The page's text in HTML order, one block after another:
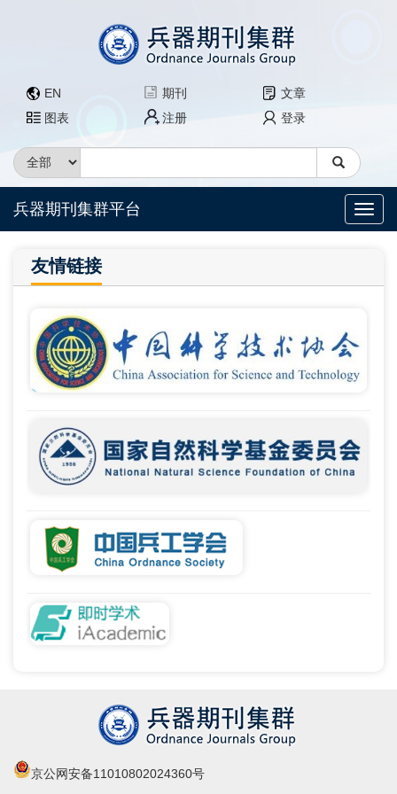
EN 期刊
文章
图表
注册 登录
兵器期刊集群平台
友情链接
京公网安备11010802024360号